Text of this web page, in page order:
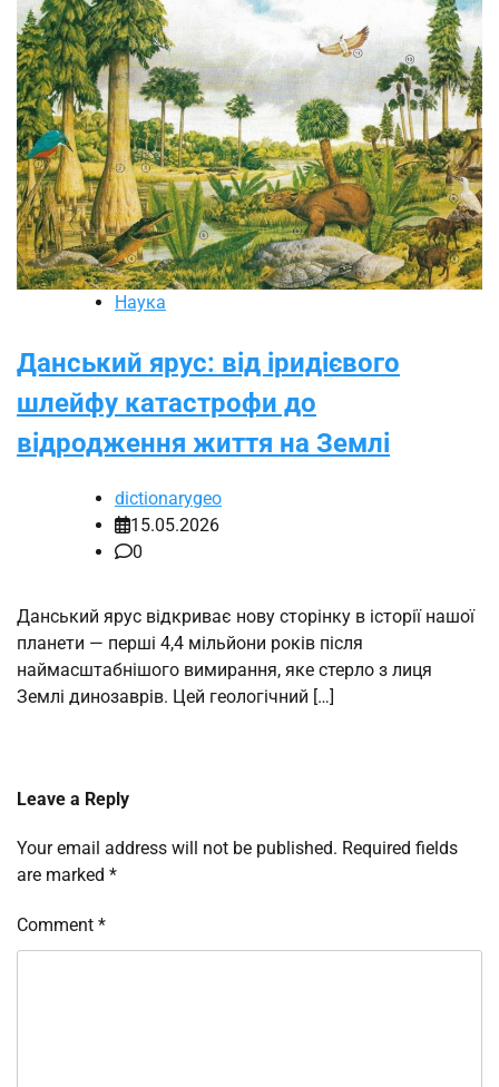
Наука
Данський ярус: від іридієвого
шлейфу катастрофи до
відродження життя на Землі
dictionarygeo
15.05.2026
0
Данський ярус відкриває нову сторінку в історії нашої
планети — перші 4,4 мільйони років після
наймасштабнішого вимирання, яке стерло з лиця
Землі динозаврів. Цей геологічний […]
Leave a Reply
Your email address will not be published. Required fields
are marked *
Comment *